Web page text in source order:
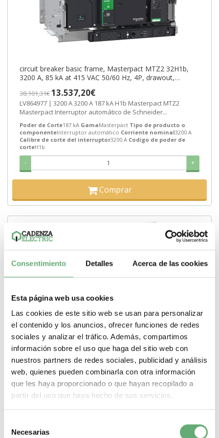
Consentimiento Detalles Acerca de las cookies
Esta página web usa cookies
Las cookies de este sitio web se usan para personalizar
el contenido y los anuncios, ofrecer funciones de redes
sociales y analizar el tráfico. Además, compartimos
información sobre el uso que haga del sitio web con
nuestros partners de redes sociales, publicidad y análisis
web, quienes pueden combinarla con otra información
que les haya proporcionado o que hayan recopilado a
partir del uso que haya hecho de sus servicios.
Necesarias
circuit breaker basic frame, Masterpact MTZ2 32H1b,
3200 A, 85 kA at 415 VAC 50/60 Hz, 4P, drawout,
38.101,31€13.537,20€
LV864977 | 3200 A 3200 A 187 kA H1b Masterpact MTZ2
Masterpact Interruptor automático de Schneider...
Poder de Corte187 kA GamaMasterpact Tipo de producto o
componenteInterruptor automático Corriente nominal3200 A
Calibre de corte del interruptor3200 A Codigo de poder de
corteH1b
- +
Comprar
Circuit breaker Masterpact MTZ2 32H1b, 3200 A, 3P
drawout, without Micrologic ref. LV864976 Schneider
Electric [PLAZO 3-6 SEMANA
32.172,27€ 11.430,64€
LV864976 | 3200 A 3200 A 187 kA H1b Masterpact MTZ2
Poder de Corte
Tipo de producto o